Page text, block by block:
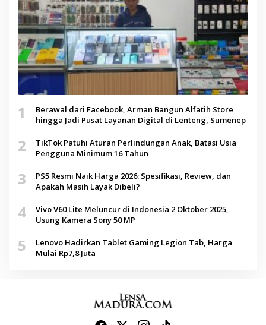
1
Berawal dari Facebook, Arman Bangun Alfatih Store
hingga Jadi Pusat Layanan Digital di Lenteng, Sumenep
2
TikTok Patuhi Aturan Perlindungan Anak, Batasi Usia
Pengguna Minimum 16 Tahun
3
PS5 Resmi Naik Harga 2026: Spesifikasi, Review, dan
Apakah Masih Layak Dibeli?
4
Vivo V60 Lite Meluncur di Indonesia 2 Oktober 2025,
Usung Kamera Sony 50 MP
5
Lenovo Hadirkan Tablet Gaming Legion Tab, Harga
Mulai Rp7,8 Juta